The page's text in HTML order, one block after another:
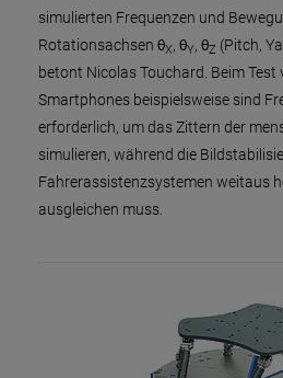
simulierten Frequenzen und
Rotationsachsen θX, θY, θZ (Pitch,
betont Nicolas Touchard. Beim Test
Smartphones beispielsweise sind
erforderlich, um das Zittern der
simulieren, während die
Fahrerassistenzsystemen weitaus
ausgleichen muss.